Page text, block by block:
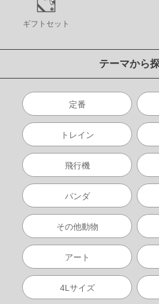
ギフトセット
テーマから
定番
トレイン
飛行機
パンダ
その他動物
アート
4Lサイズ